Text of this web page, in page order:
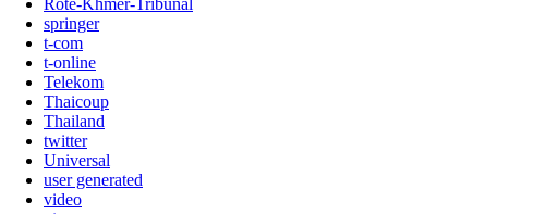
Rote-Khmer-Tribunal
springer
t-com
t-online
Telekom
Thaicoup
Thailand
twitter
Universal
user generated
video